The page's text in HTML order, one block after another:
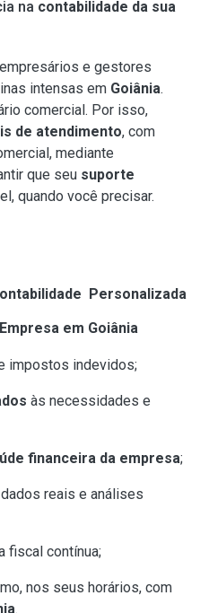
na contabilidade da sua
e gestores
intensas em Goiânia.
comercial. Por isso,
de atendimento, com
mediante
que seu suporte
quando você precisar.
Personalizada
em Goiânia
impostos indevidos;
às necessidades e
financeira da empresa;
reais e análises
fiscal contínua;
nos seus horários, com
.